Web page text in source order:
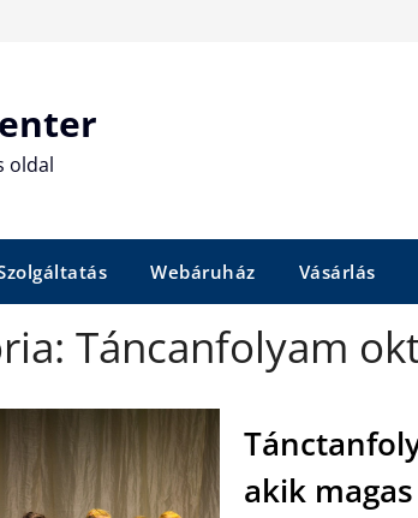
oldal
Webáruház Vásárlás
Táncanfolyam
akik